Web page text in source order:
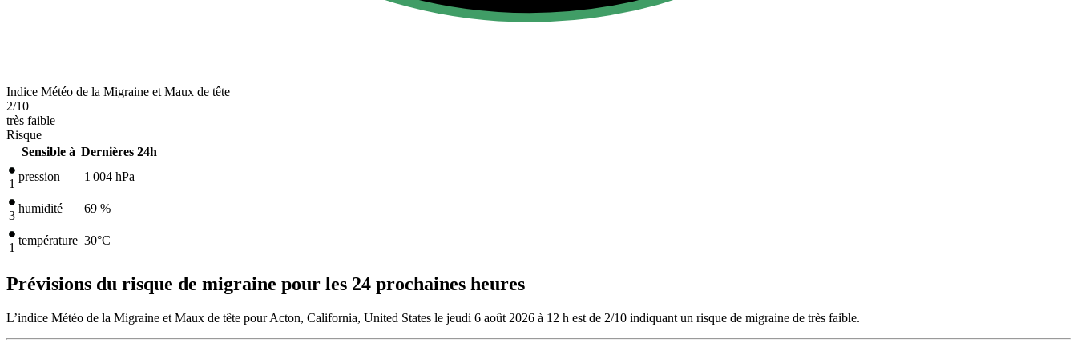
Indice Météo de la Migraine et Maux de tête
2/10
très faible
Risque
Sensible à Dernières 24h
1
pression 1 004 hPa
3
humidité 69 %
1
température 30°C
Prévisions du risque de migraine pour les 24 prochaines heures
L’indice Météo de la Migraine et Maux de tête pour Acton, California, United States le jeudi 6 août 2026 à 12 h est de 2/10 indiquant un risque de migraine de très faible.